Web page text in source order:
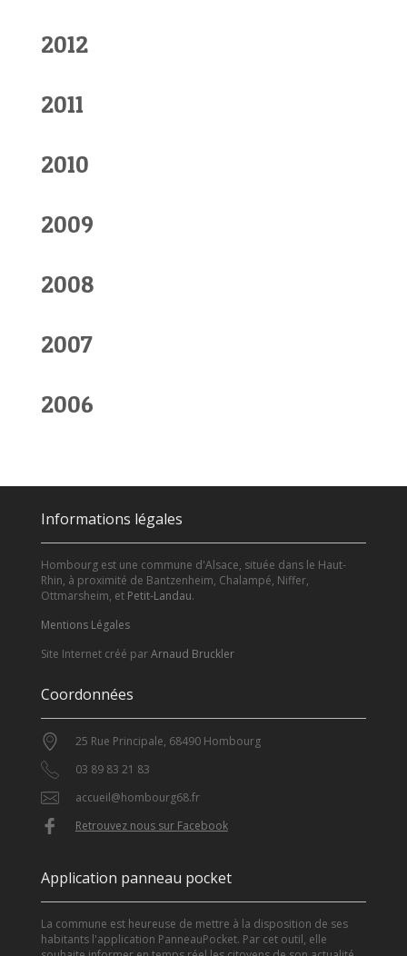
2012
2011
2010
2009
2008
2007
2006
Informations légales
Hombourg est une commune d'Alsace, située dans le Haut-
Rhin, à proximité de Bantzenheim, Chalampé, Niffer,
Ottmarsheim, et Petit-Landau.
Mentions Légales
Site Internet créé parArnaud Bruckler
Coordonnées
25 Rue Principale, 68490 Hombourg
03 89 83 21 83
accueil@hombourg68.fr
Retrouvez nous sur Facebook
Application panneau pocket
La commune est heureuse de mettre à la disposition de ses
habitants l'application PanneauPocket. Par cet outil, elle